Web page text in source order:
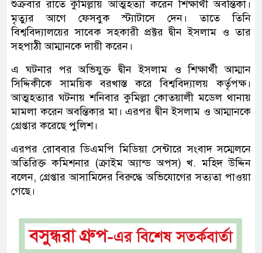
শুক্রবার রাতে কুমিল্লায় আত্মহত্যা করেন শিক্ষার্থী অবন্তিকা।
মৃত্যুর আগে ফেসবুক স্ট্যাটাসে দেন। তাতে তিনি
বিশ্ববিদ্যালয়ের সাবেক সহকারী প্রক্টর দ্বীন ইসলাম ও তার
সহপাঠী আম্মানকে দায়ী করেন।
এ ঘটনার পর অভিযুক্ত দ্বীন ইসলাম ও শিক্ষার্থী আম্মান
সিদ্দিকীকে সাময়িক বরখাস্ত করে বিশ্ববিদ্যালয় কর্তৃপক্ষ।
আত্মহত্যার ঘটনায় শনিবার কুমিল্লা কোতয়ালী মডেল থানায়
মামলা করেন অবন্তিকার মা। এরপর দ্বীন ইসলাম ও আম্মানকে
গ্রেপ্তার করেছে পুলিশ।
এরপর রোববার ডিএমপি মিডিয়া সেন্টারে সংবাদ সম্মেলনে
অতিরিক্ত কমিশনার (ক্রাইম অ্যান্ড অপস) খ. মহিদ উদ্দিন
বলেন, গ্রেপ্তার আসামিদের বিরুদ্ধে অভিযোগের সত্যতা পাওয়া
গেছে।